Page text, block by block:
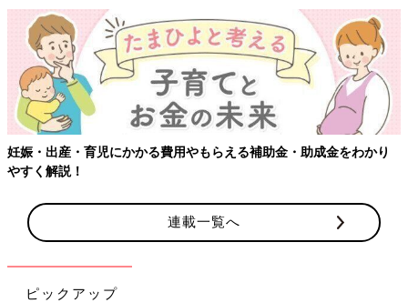
わかり 【ワクチン接種できるものも】妊婦の感染症対策、知っ
連載一覧へ
ピックアップ